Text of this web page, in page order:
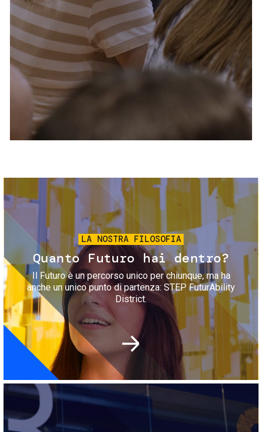
Servizi e accessibilità
Contatti
FAQ
Biglietti
Immagine
LA NOSTRA FILOSOFIA
Quanto Futuro hai dentro?
Il Futuro è un percorso unico per chiunque, ma ha
anche un unico punto di partenza: STEP FuturAbility
District.
Immagine